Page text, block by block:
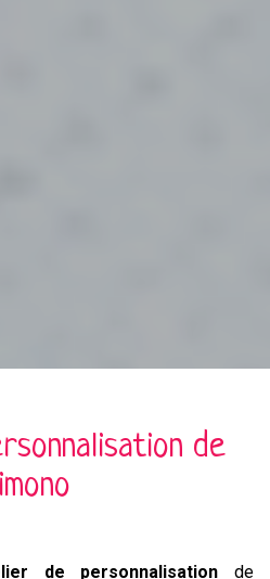
de
de personnalisation de